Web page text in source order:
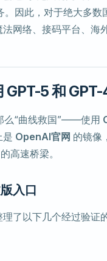
。因此，对于绝大多数
网络、接码平台、海
5 和 GPT-
么“曲线救国”——使用
是 OpenAI官网 的镜像
的高速桥梁。
入口
了以下几个经过验证